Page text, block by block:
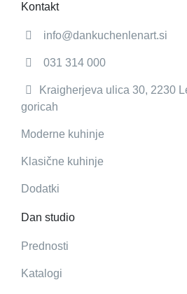
Kontakt
info@dankuchenlenart.si
031 314 000
Kraigherjeva ulica 30, 2230
goricah
Moderne kuhinje
Klasične kuhinje
Dodatki
Dan studio
Prednosti
Katalogi